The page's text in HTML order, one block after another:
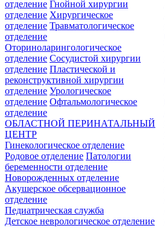
отделение Гнойной хирургии
отделение Хирургическое
отделение Травматологическое
отделение
Оториноларингологическое
отделение Сосудистой хирургии
отделение Пластической и
реконструктивной хирургии
отделение Урологическое
отделение Офтальмологическое
отделение
ОБЛАСТНОЙ ПЕРИНАТАЛЬНЫЙ
ЦЕНТР
Гинекологическое отделение
Родовое отделение Патологии
беременности отделение
Новорожденных отделение
Акушерское обсервационное
отделение
Педиатрическая служба
Детское неврологическое отделение